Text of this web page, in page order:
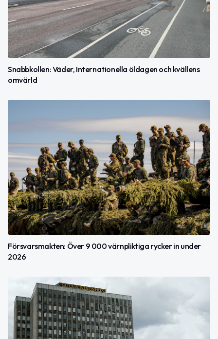
Snabbkollen: Väder, Internationella öldagen och kvällens
omvärld
Försvarsmakten: Över 9 000 värnpliktiga rycker in under
2026